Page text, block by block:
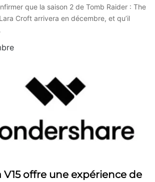
que la saison 2 de Tomb Raider : The
Croft arrivera en décembre, et qu’il
V15 offre une expérience de